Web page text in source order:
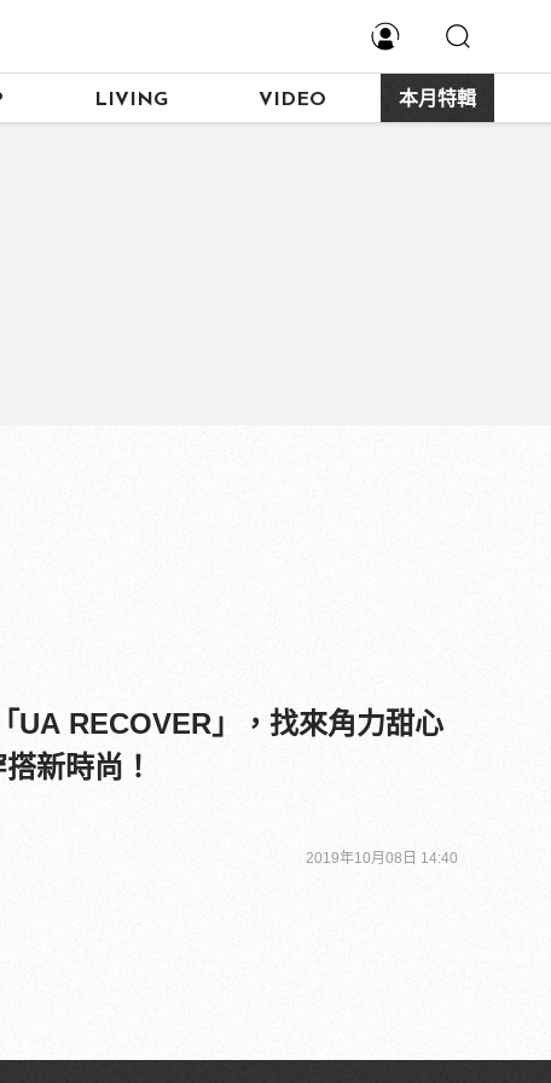
LIVING VIDEO 本月特輯
UA RECOVER」，找來角力甜心
新時尚！
2019年10月08日 14:40